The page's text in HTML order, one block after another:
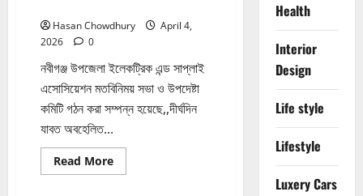
Hasan Chowdhury
April 4,
2026
0
নবীগঞ্জ উপজেলা ইলেকট্রিক এন্ড সাপ্লাই
এসোসিয়েশন মতবিনিময় সভা ও উপদেষ্টা
কমিটি গঠন করা সম্পন্ন হয়েছে,,দীর্ঘদিন
যাবত অবহেলিত...
Read MoreRead
more
Health
Interior
Design
Life style
Lifestyle
Luxery Cars